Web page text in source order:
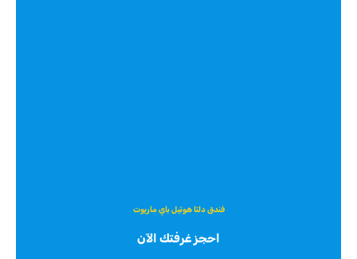
فندقدلتا هوتيل باي ماريوت
احجز غرفتك الآن